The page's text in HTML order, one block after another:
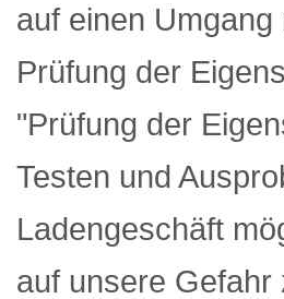
auf einen
Prüfung der
"Prüfung der
Testen und
Ladengeschäft
auf unsere